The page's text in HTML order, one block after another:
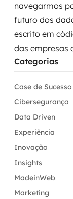
navegarmos
futuro dos
escrito em
das empresas
Categorias
Case de Sucesso
Cibersegurança
Data Driven
Experiência
Inovação
Insights
MadeinWeb
Marketing